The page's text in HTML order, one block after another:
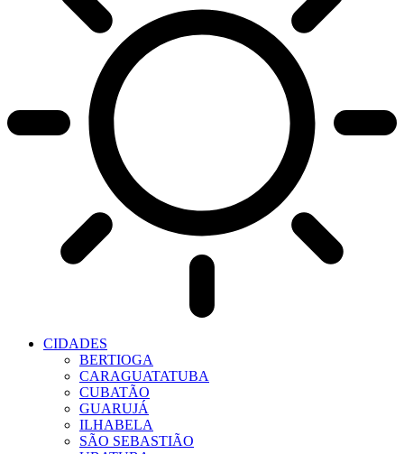
CIDADES
BERTIOGA
CARAGUATATUBA
CUBATÃO
GUARUJÁ
ILHABELA
SÃO SEBASTIÃO